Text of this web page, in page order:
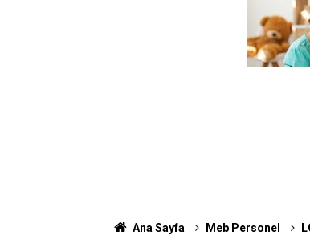
Ana Sayfa Meb Personel